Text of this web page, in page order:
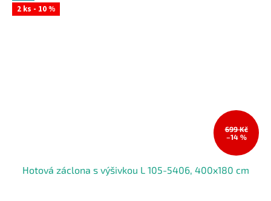
2 ks - 10 %
699 Kč
–14 %
Hotová záclona s výšivkou L 105-5406, 400x180 cm